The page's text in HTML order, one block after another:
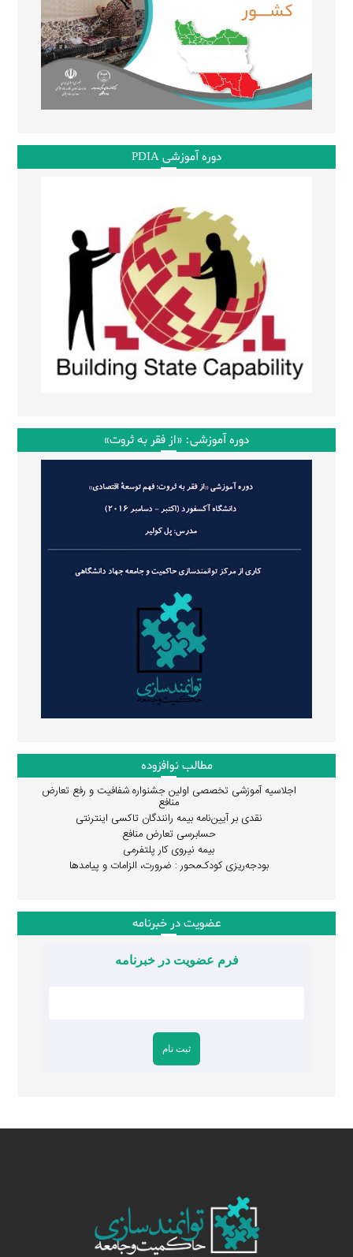
دوره آموزشی PDIA
دوره آموزشی: «از فقر به ثروت»
مطالب نوافزوده
اجلاسیه آموزشی تخصصی اولین جشنواره شفافیت و رفع تعارض
منافع
نقدی بر آیین‌نامه بیمه رانندگان تاکسی اینترنتی
حسابرسی تعارض منافع
بیمه نیروی کار پلتفرمی
بودجه‌ریزی کودک‌محور : ضرورت، الزامات و پیامدها
عضویت در خبرنامه
فرم عضویت در خبرنامه